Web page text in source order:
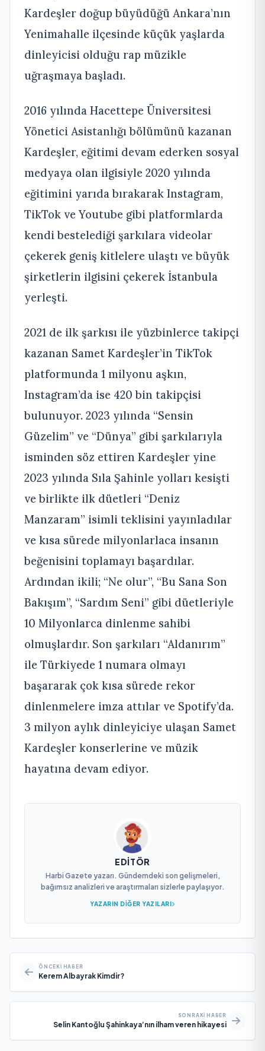
Kardeşler doğup büyüdüğü Ankara’nın
Yenimahalle ilçesinde küçük yaşlarda
dinleyicisi olduğu rap müzikle
uğraşmaya başladı.
2016 yılında Hacettepe Üniversitesi
Yönetici Asistanlığı bölümünü kazanan
Kardeşler, eğitimi devam ederken sosyal
medyaya olan ilgisiyle 2020 yılında
eğitimini yarıda bırakarak Instagram,
TikTok ve Youtube gibi platformlarda
kendi bestelediği şarkılara videolar
çekerek geniş kitlelere ulaştı ve büyük
şirketlerin ilgisini çekerek İstanbula
yerleşti.
2021 de ilk şarkısı ile yüzbinlerce takipçi
kazanan Samet Kardeşler’in TikTok
platformunda 1 milyonu aşkın,
Instagram’da ise 420 bin takipçisi
bulunuyor. 2023 yılında “Sensin
Güzelim” ve “Dünya” gibi şarkılarıyla
isminden söz ettiren Kardeşler yine
2023 yılında Sıla Şahinle yolları kesişti
ve birlikte ilk düetleri “Deniz
Manzaram” isimli teklisini yayınladılar
ve kısa sürede milyonlarlaca insanın
beğenisini toplamayı başardılar.
Ardından ikili; “Ne olur”, “Bu Sana Son
Bakışım”, “Sardım Seni” gibi düetleriyle
10 Milyonlarca dinlenme sahibi
olmuşlardır. Son şarkıları “Aldanırım”
ile Türkiyede 1 numara olmayı
başararak çok kısa sürede rekor
dinlenmelere imza attılar ve Spotify’da.
3 milyon aylık dinleyiciye ulaşan Samet
Kardeşler konserlerine ve müzik
hayatına devam ediyor.
EDITÖR
Harbi Gazete yazarı. Gündemdeki son gelişmeleri,
bağımsız analizleri ve araştırmaları sizlerle paylaşıyor.
YAZARIN DIĞER YAZILARI
ÖNCEKI HABER
Kerem Albayrak Kimdir?
SONRAKI HABER
Selin Kantoğlu Şahinkaya’nın ilham veren hikayesi